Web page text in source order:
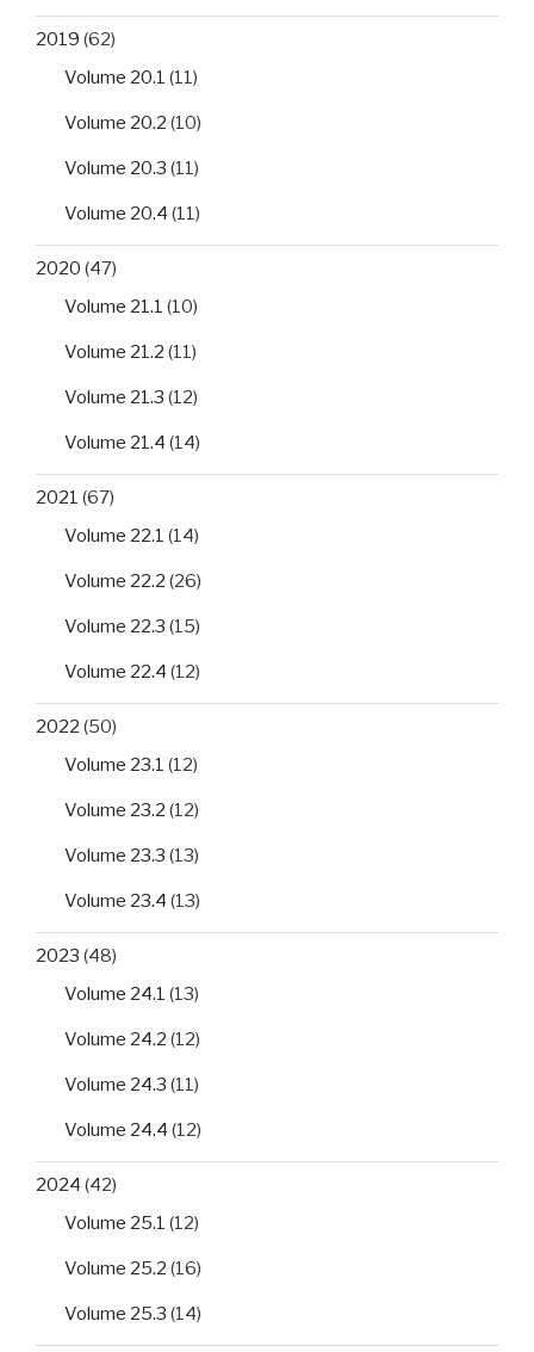
2019 (62)
Volume 20.1 (11)
Volume 20.2 (10)
Volume 20.3 (11)
Volume 20.4 (11)
2020 (47)
Volume 21.1 (10)
Volume 21.2 (11)
Volume 21.3 (12)
Volume 21.4 (14)
2021 (67)
Volume 22.1 (14)
Volume 22.2 (26)
Volume 22.3 (15)
Volume 22.4 (12)
2022 (50)
Volume 23.1 (12)
Volume 23.2 (12)
Volume 23.3 (13)
Volume 23.4 (13)
2023 (48)
Volume 24.1 (13)
Volume 24.2 (12)
Volume 24.3 (11)
Volume 24.4 (12)
2024 (42)
Volume 25.1 (12)
Volume 25.2 (16)
Volume 25.3 (14)